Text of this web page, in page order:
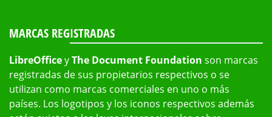
MARCAS REGISTRADAS
LibreOfficeyThe Document Foundation son marcas
registradas de sus propietarios respectivos o se
utilizan como marcas comerciales en uno o más
países. Los logotipos y los iconos respectivos además